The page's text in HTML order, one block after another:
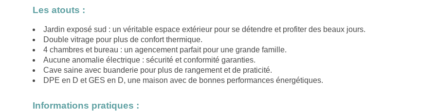
Les atouts :
Jardin exposé sud : un véritable espace extérieur pour se détendre et profiter des beaux jours.
Double vitrage pour plus de confort thermique.
4 chambres et bureau : un agencement parfait pour une grande famille.
Aucune anomalie électrique : sécurité et conformité garanties.
Cave saine avec buanderie pour plus de rangement et de praticité.
DPE en D et GES en D, une maison avec de bonnes performances énergétiques.
Informations pratiques :